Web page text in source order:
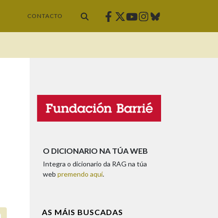
CONTACTO Facebook
Twitter
Youtube
Instagram
Bluesky
O DICIONARIO NA TÚA WEB
Integra o dicionario da RAG na túa
web premendo aquí.
AS MÁIS BUSCADAS